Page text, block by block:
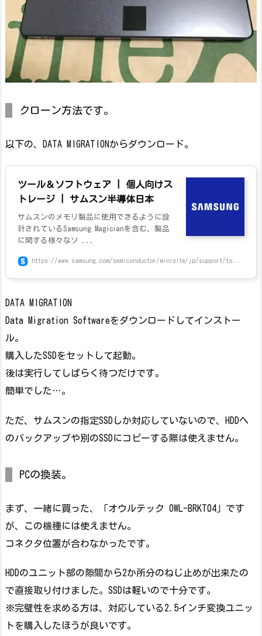
クローン方法です。
以下の、DATA MIGRATIONからダウンロード。
ツール＆ソフトウェア | 個人向けス
トレージ | サムスン半導体日本
サムスンのメモリ製品に使用できるように設
計されているSamsung Magicianを含む、製品
に関する様々なソ ...
https://www.samsung.com/semiconductor/minisite/jp/support/to...
DATA MIGRATION
Data Migration Softwareをダウンロードしてインストー
ル。
購入したSSDをセットして起動。
後は実行してしばらく待つだけです。
簡単でした…。
ただ、サムスンの指定SSDしか対応していないので、HDDへ
のバックアップや別のSSDにコピーする際は使えません。
PCの換装。
まず、一緒に買った、「オウルテック OWL-BRKT04」です
が、この機種には使えません。
コネクタ位置が合わなかったです。
HDDのユニット部の隙間から2か所分のねじ止めが出来たの
で直接取り付けました。SSDは軽いので十分です。
※完璧性を求める方は、対応している2.5インチ変換ユニッ
トを購入したほうが良いです。